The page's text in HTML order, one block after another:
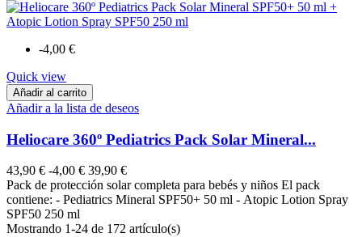
-4,00 €
Quick view
Añadir al carrito
Añadir a la lista de deseos
Heliocare 360º Pediatrics Pack Solar Mineral...
43,90 € -4,00 € 39,90 €
Pack de protección solar completa para bebés y niños El pack
contiene: - Pediatrics Mineral SPF50+ 50 ml - Atopic Lotion Spray
SPF50 250 ml
Mostrando 1-24 de 172 artículo(s)